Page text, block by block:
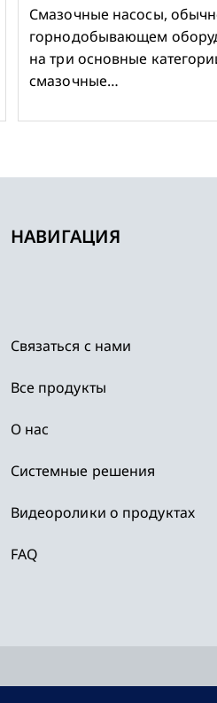
Смазочные насосы,
горнодобывающем
на три основные
смазочные…
НАВИГАЦИЯ
Связаться с нами
Все продукты
О нас
Системные решения
Видеоролики о продуктах
FAQ